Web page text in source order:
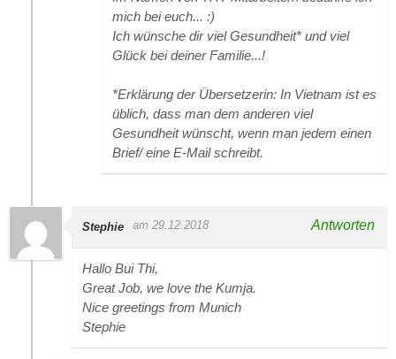
mich bei euch... :)
Ich wünsche dir viel Gesundheit* und viel
Glück bei deiner Familie...!
*Erklärung der Übersetzerin: In Vietnam ist es
üblich, dass man dem anderen viel
Gesundheit wünscht, wenn man jedem einen
Brief/ eine E-Mail schreibt.
Stephie am 29.12.2018 Antworten
Hallo Bui Thi,
Great Job, we love the Kumja.
Nice greetings from Munich
Stephie